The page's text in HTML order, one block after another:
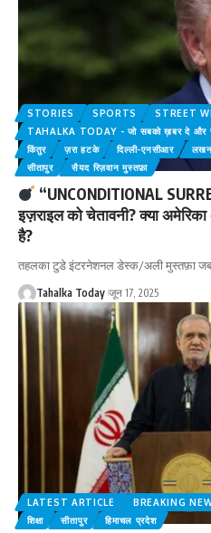
STORIES SPORTS
STREET
TAHALKA TODAY - जो सबको ख़बर दे और
किंतुर
ज़रा हटके दिल्ली-एनसीआर
सीतापुर
सैयद रिज़वान मुस्तफ़ा
“UNCONDITIONAL
इज़राइल को चेतावनी? क्या
है?
तहलका टुडे इंटरनेशनल डेस्क/अली मुस्तफ़ा जब
Tahalka Today जून 17, 2025
LATEST ARTICLE BREAKING
शिक्षा
सीतापुर हिमाचल प्रदेश